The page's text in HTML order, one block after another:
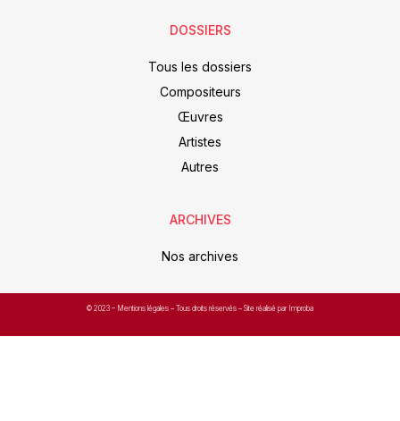
DOSSIERS
Tous les dossiers
Compositeurs
Œuvres
Artistes
Autres
ARCHIVES
Nos archives
© 2023 – Mentions légales – Tous droits réservés – Site réalisé par Improba